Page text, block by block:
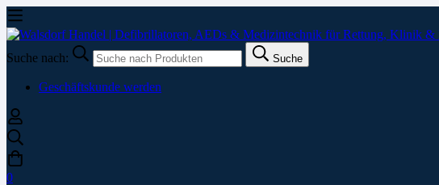
Suche nach: Suche
Geschäftskunde werden
0